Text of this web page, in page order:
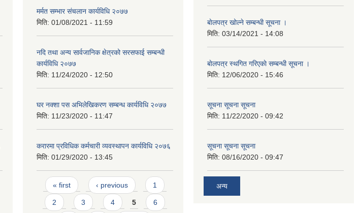
मर्मत सम्भार संचलान कार्यविधि २०७७
मिति: 01/08/2021 - 11:59
नदि तथा अन्य सार्वजानिक क्षेत्रको सरसफाई सम्बन्धी
कार्यविधि २०७७
मिति: 11/24/2020 - 12:50
घर नक्शा पस अभिलेखिकरण सम्बन्ध कार्यविधि २०७७
मिति: 11/23/2020 - 11:47
करारमा प्रविधिक कर्मचारी व्यवस्थापन कार्यविधि २०७६
मिति: 01/29/2020 - 13:45
Pages
« first ‹ previous 1
2 3 4 5 6
बाेलपत्र खोल्ने सम्बन्धी सूचना ।
मिति: 03/14/2021 - 14:08
बाेलपत्र स्थगित गरिएकाे सम्बन्धी सूचना ।
मिति: 12/06/2020 - 15:46
सूचना सूचना सूचना
मिति: 11/22/2020 - 09:42
सूचना सूचना सूचना
मिति: 08/16/2020 - 09:47
अन्य